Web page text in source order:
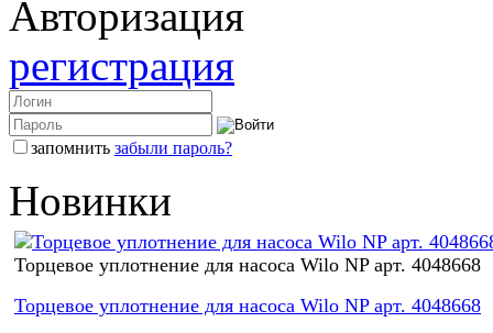
Авторизация
регистрация
запомнить забыли пароль?
Новинки
Торцевое уплотнение для насоса Wilo NP арт. 4048668
Торцевое уплотнение для насоса Wilo NP арт. 4048668